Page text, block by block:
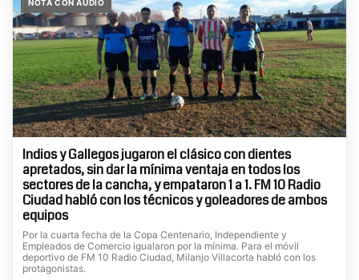
NOTA CON AUDIO
Indios y Gallegos jugaron el clásico con dientes
apretados, sin dar la mínima ventaja en todos los
sectores de la cancha, y empataron 1 a 1. FM 10 Radio
Ciudad habló con los técnicos y goleadores de ambos
equipos
Por la cuarta fecha de la Copa Centenario, Independiente y
Empleados de Comercio igualaron por la mínima. Para el móvil
deportivo de FM 10 Radio Ciudad, Milanjo Villacorta habló con los
protagonistas.